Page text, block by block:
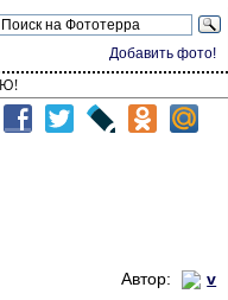
Добавить фото!
Автор:
v